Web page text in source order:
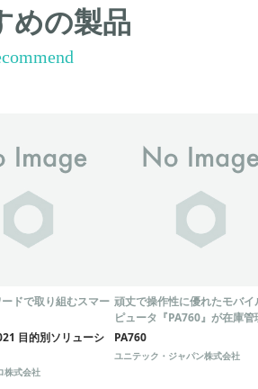
めの製品
ドで取り組むスマー
目的別ソリューシ
株式会社
頑丈で操作性に優れたモバイ
ピュータ『PA760』が在庫管
出荷管理に最適！
PA760
ユニテック・ジャパン株式会社